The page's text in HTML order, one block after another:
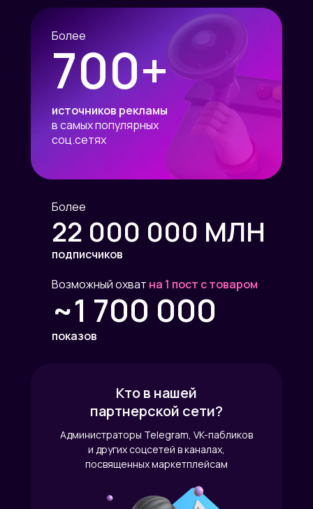
Кто в нашей
партнерской сети?
Администраторы Telegram, VK-пабликов
и других соцсетей в каналах,
посвященных маркетплейсам
~1 700 000
Возможный охват на 1 пост с товаром
700+
Более
источников рекламы
в самых популярных
соц.сетях
22 000 000 МЛН
Более
показов
подписчиков